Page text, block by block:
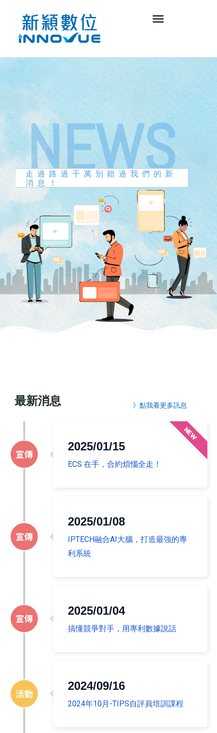
走過路過千萬別錯過我們的新
消息！
最新消息 》點我看更多訊息
NEW
2025/01/15
ECS 在手，合約煩惱全走！
2025/01/08
IPTECH融合AI大腦，打造最強的專
利系統
2025/01/04
搞懂競爭對手，用專利數據說話
2024/09/16
2024年10月-TIPS自評員培訓課程